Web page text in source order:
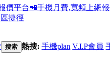
價平台📲手機月費,寬頻上網
捷徑
搜索 熱搜: 手機plan V.I.P會員